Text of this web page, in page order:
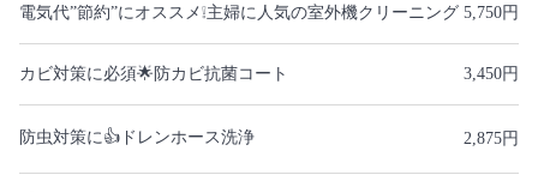
電気代”節約”にオススメ❕主婦に人気の室外機クリーニング 5,750円
カビ対策に必須🌟防カビ抗菌コート 3,450円
防虫対策に👍ドレンホース洗浄 2,875円